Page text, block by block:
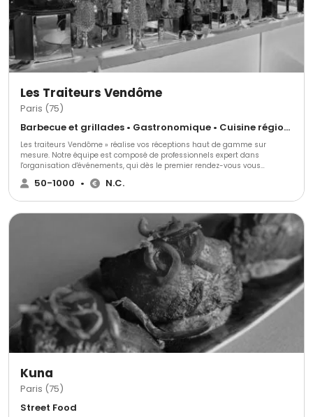
Les Traiteurs Vendôme
Paris (75)
Barbecue et grillades • Gastronomique • Cuisine régionale
Les traiteurs Vendôme » réalise vos réceptions haut de gamme sur
mesure. Notre équipe est composé de professionnels expert dans
l'organisation d'événements, qui dès le premier rendez-vous vous
proposera un suivi sur-mesure et répondra à chacune de vos exigences
jusqu'au jour de votre réception et fera de votre soirée un moment unique?
50-1000 • N.C.
Kuna
Paris (75)
Street Food